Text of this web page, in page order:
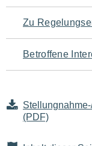
für
den
Zu
Betroffene
(PDF)